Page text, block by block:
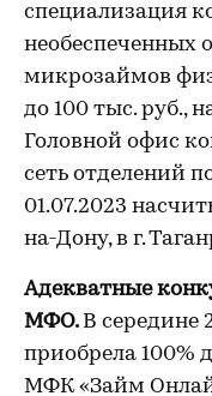
специализация
необеспеченных
микрозаймов
до 100 тыс. руб.,
Головной офис
сеть отделений
01.07.2023
на-Дону, в г.
Адекватные
МФО. В середине
приобрела 100%
МФК «Займ